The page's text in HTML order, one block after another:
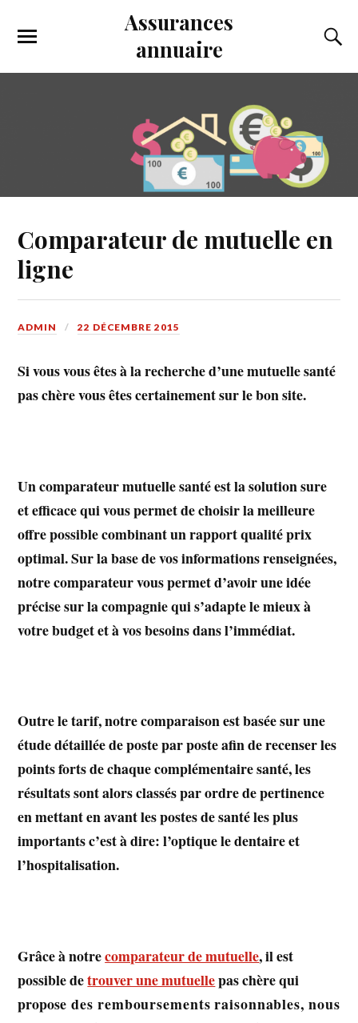
Assurances
annuaire
Comparateur de mutuelle en
ligne
ADMIN 22 DÉCEMBRE 2015
Si vous vous êtes à la recherche d’une mutuelle santé
pas chère vous êtes certainement sur le bon site.
Un comparateur mutuelle santé est la solution sure
et efficace qui vous permet de choisir la meilleure
offre possible combinant un rapport qualité prix
optimal. Sur la base de vos informations renseignées,
notre comparateur vous permet d’avoir une idée
précise sur la compagnie qui s’adapte le mieux à
votre budget et à vos besoins dans l’immédiat.
Outre le tarif, notre comparaison est basée sur une
étude détaillée de poste par poste afin de recenser les
points forts de chaque complémentaire santé, les
résultats sont alors classés par ordre de pertinence
en mettant en avant les postes de santé les plus
importants c’est à dire: l’optique le dentaire et
l’hospitalisation.
Grâce à notrecomparateur de mutuelle, il est
possible detrouver une mutuellepas chère qui
proposedes remboursements raisonnables, nous